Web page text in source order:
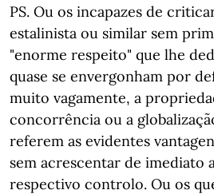
PS. Ou os incapazes de
estalinista ou similar sem
"enorme respeito" que lhe
quase se envergonham por
muito vagamente, a
concorrência ou a
referem as evidentes
sem acrescentar de imediato
respectivo controlo. Ou os